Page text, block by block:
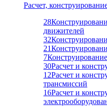
Расчет,
28
движителей
32
21
7
30Расчет и
12Расчет и
трансмиссий
16Расчет и